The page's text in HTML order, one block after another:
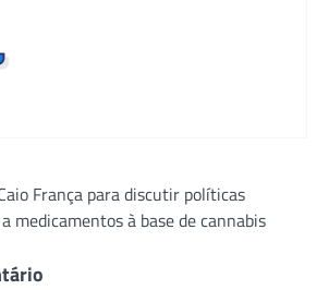
França para discutir políticas
medicamentos à base de cannabis